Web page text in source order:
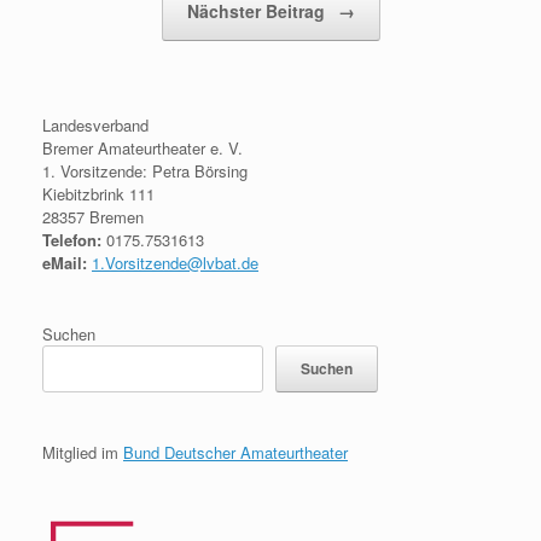
Nächster Beitrag →
Landesverband
Bremer Amateurtheater e. V.
1. Vorsitzende: Petra Börsing
Kiebitzbrink 111
28357 Bremen
Telefon: 0175.7531613
eMail: 1.Vorsitzende@lvbat.de
Suchen
Suchen
Mitglied im Bund Deutscher Amateurtheater